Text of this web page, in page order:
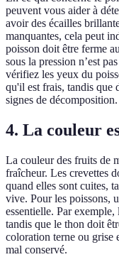
peuvent vous aider à
avoir des écailles
manquantes, cela peut
poisson doit être ferme
sous la pression n’est
vérifiez les yeux du
qu'il est frais, tandis que
signes de décomposition.
4. La couleur
La couleur des fruits de
fraîcheur. Les crevettes
quand elles sont cuites,
vive. Pour les poissons,
essentielle. Par
tandis que le thon doit
coloration terne ou grise
mal conservé.